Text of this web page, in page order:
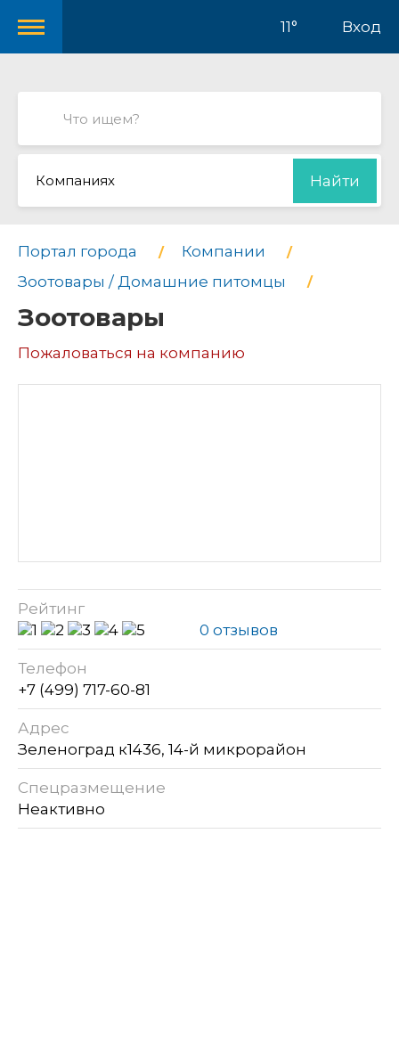
11° Вход
Компаниях Найти
Портал города
Компании
Зоотовары / Домашние питомцы
Зоотовары
Пожаловаться на компанию
Рейтинг
0 отзывов
Телефон
+7 (499) 717-60-81
Адрес
Зеленоград к1436, 14-й микрорайон
Спецразмещение
Неактивно